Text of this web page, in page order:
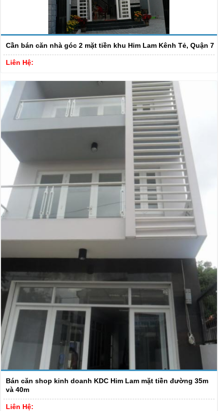
Cần bán căn nhà góc 2 mặt tiền khu Him Lam Kênh Tẻ, Quận 7
Liên Hệ:
Bán căn shop kinh doanh KDC Him Lam mặt tiền đường 35m
và 40m
Liên Hệ: